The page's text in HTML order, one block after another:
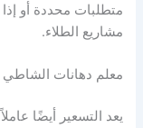
متطلبات محددة أو
مشاريع الطلاء.
معلم دهانات
يعد التسعير أيضًا